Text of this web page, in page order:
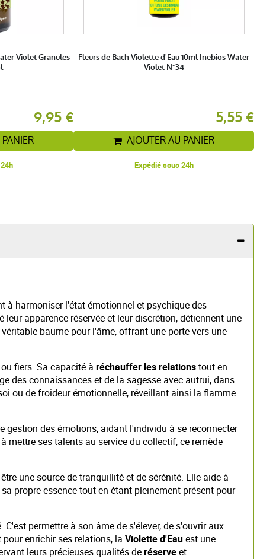
Violet Granules
9,95 €
Fleurs de Bach Violette d'Eau 10ml Inebios Water
Violet N°34
5,55 €
AJOUTER AU PANIER
Expédié sous 24h
à harmoniser l'état émotionnel et psychique des
leur apparence réservée et leur discrétion, détiennent une
baume pour l'âme, offrant une porte vers une
fiers. Sa capacité à réchauffer les relationstout en
des connaissances et de la sagesse avec autrui, dans
ou de froideur émotionnelle, réveillant ainsi la flamme
gestion des émotions, aidant l'individu à se reconnecter
mettre ses talents au service du collectif, ce remède
une source de tranquillité et de sérénité. Elle aide à
propre essence tout en étant pleinement présent pour
permettre à son âme de s'élever, de s'ouvrir aux
enrichir ses relations, la Violette d'Eauest une
leurs précieuses qualités deréserveet